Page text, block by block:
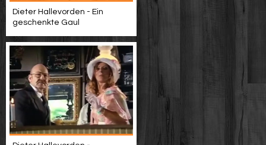
Dieter Hallevorden - Ein
geschenkte Gaul